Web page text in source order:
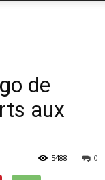
de
aux
0
5488